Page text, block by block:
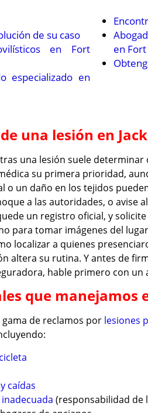
de su caso
en Fort
especializado en
en
una lesión en
una lesión suele determinar
su primera prioridad,
o un daño en los tejidos
a las autoridades, o avise
un registro oficial, y
para tomar imágenes del
localizar a quienes
altera su rutina. Y antes de
hable primero con un
que manejamos
de reclamos por lesiones
caídas
(responsabilidad de